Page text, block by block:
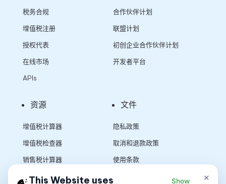
税务合规
增值税注册
授权代表
在线市场
APIs
合作伙伴计划
联盟计划
初创企业合作伙伴计划
开发者平台
资源
增值税计算器
增值税检查器
销售税计算器
文件
隐私政策
取消和退款政策
使用条款
×
This Website uses Show